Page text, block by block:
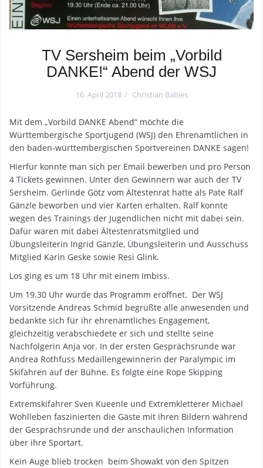
TV Sersheim beim „Vorbild
DANKE!“ Abend der WSJ
16. April 2018 Christian Babies
Mit dem „Vorbild DANKE Abend“ möchte die
Württembergische Sportjugend (WSJ) den Ehrenamtlichen in
den baden-württembergischen Sportvereinen DANKE sagen!
Hierfür konnte man sich per Email bewerben und pro Person
4 Tickets gewinnen. Unter den Gewinnern war auch der TV
Sersheim. Gerlinde Götz vom Ältestenrat hatte als Pate Ralf
Gänzle beworben und vier Karten erhalten. Ralf konnte
wegen des Trainings der Jugendlichen nicht mit dabei sein.
Dafür waren mit dabei Ältestenratsmitglied und
Übungsleiterin Ingrid Gänzle, Übungsleiterin und Ausschuss
Mitglied Karin Geske sowie Resi Glink.
Los ging es um 18 Uhr mit einem Imbiss.
Um 19.30 Uhr wurde das Programm eröffnet. Der WSJ
Vorsitzende Andreas Schmid begrüßte alle anwesenden und
bedankte sich für ihr ehrenamtliches Engagement,
gleichzeitig verabschiedete er sich und stellte seine
Nachfolgerin Anja vor. In der ersten Gesprächsrunde war
Andrea Rothfuss Medaillengewinnerin der Paralympic im
Skifahren auf der Bühne. Es folgte eine Rope Skipping
Vorführung.
Extremskifahrer Sven Kueenle und Extremkletterer Michael
Wohlleben faszinierten die Gäste mit ihren Bildern während
der Gesprächsrunde und der anschaulichen Information
über ihre Sportart.
Kein Auge blieb trocken beim Showakt von den Spitzen